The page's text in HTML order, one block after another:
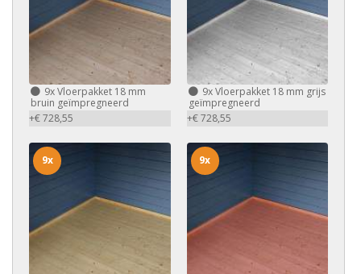
9xVloerpakket 18 mm
bruin geïmpregneerd
+€ 728,55
9xVloerpakket 18 mm grijs
geïmpregneerd
+€ 728,55
9x 9x